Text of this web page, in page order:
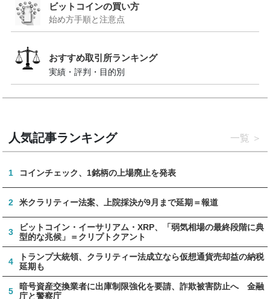
ビットコインの買い方
始め方手順と注意点
おすすめ取引所ランキング
実績・評判・目的別
人気記事ランキング 一覧
1 コインチェック、1銘柄の上場廃止を発表
2 米クラリティー法案、上院採決が9月まで延期＝報道
3
ビットコイン・イーサリアム・XRP、「弱気相場の最終段階に典
型的な兆候」＝クリプトクアント
4
トランプ大統領、クラリティー法成立なら仮想通貨売却益の納税
延期も
5
暗号資産交換業者に出庫制限強化を要請、詐欺被害防止へ 金融
庁と警察庁